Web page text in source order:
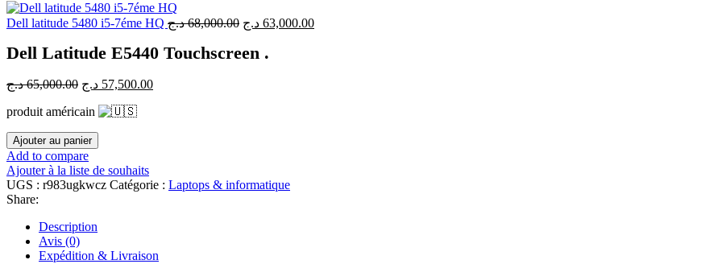
Dell latitude 5480 i5-7éme HQ 68,000.00 د.ج 63,000.00 د.ج
Dell Latitude E5440 Touchscreen .
65,000.00 د.ج 57,500.00 د.ج
produit américain
Ajouter au panier
Add to compare
Ajouter à la liste de souhaits
UGS : r983ugkwcz Catégorie : Laptops & informatique
Share:
Description
Avis (0)
Expédition & Livraison